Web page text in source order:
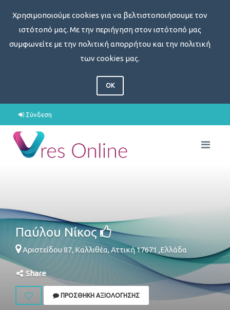
Χρησιμοποιούμε cookies για να βελτιστοποιήσουμε τον
ιστότοπό μας. Με την περιήγηση στον ιστότοπό μας
συμφωνείτε με την πολιτική απορρήτου και την πολιτική
των cookies μας.
OK
Σύνδεση
Παύλου Νίκος
Αριστείδου 87,Καλλιθέα,Αττική17671,Ελλάδα
Share
ΠΡΟΣΘΉΚΗ ΑΞΙΟΛΌΓΗΣΗΣ